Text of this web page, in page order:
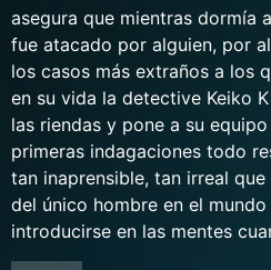
asegura que mientras dormía
fue atacado por alguien, por
los casos más extraños a los
en su vida la detective Keiko
las riendas y pone a su
primeras indagaciones todo
tan inaprensible, tan irreal
del único hombre en el
introducirse en las mentes